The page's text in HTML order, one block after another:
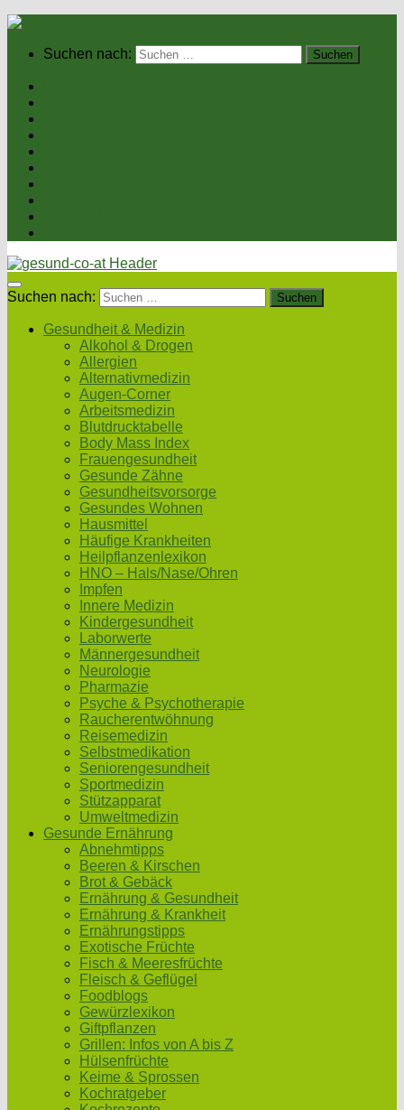
Suchen nach:
Suchen nach:
Gesundheit & Medizin
Alkohol & Drogen
Allergien
Alternativmedizin
Augen-Corner
Arbeitsmedizin
Blutdrucktabelle
Body Mass Index
Frauengesundheit
Gesunde Zähne
Gesundheitsvorsorge
Gesundes Wohnen
Hausmittel
Häufige Krankheiten
Heilpflanzenlexikon
HNO – Hals/Nase/Ohren
Impfen
Innere Medizin
Kindergesundheit
Laborwerte
Männergesundheit
Neurologie
Pharmazie
Psyche & Psychotherapie
Raucherentwöhnung
Reisemedizin
Selbstmedikation
Seniorengesundheit
Sportmedizin
Stützapparat
Umweltmedizin
Gesunde Ernährung
Abnehmtipps
Beeren & Kirschen
Brot & Gebäck
Ernährung & Gesundheit
Ernährung & Krankheit
Ernährungstipps
Exotische Früchte
Fisch & Meeresfrüchte
Fleisch & Geflügel
Foodblogs
Gewürzlexikon
Giftpflanzen
Grillen: Infos von A bis Z
Hülsenfrüchte
Keime & Sprossen
Kochratgeber